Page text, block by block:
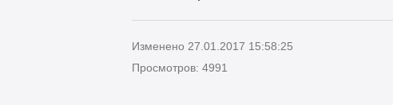
Изменено 27.01.2017 15:58:25
Просмотров: 4991